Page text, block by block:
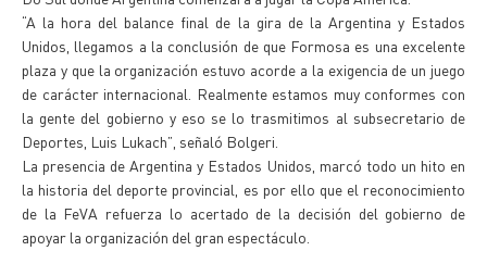
“A la hora del balance final de la gira de la Argentina y Estados
Unidos, llegamos a la conclusión de que Formosa es una excelente
plaza y que la organización estuvo acorde a la exigencia de un juego
de carácter internacional. Realmente estamos muy conformes con
la gente del gobierno y eso se lo trasmitimos al subsecretario de
Deportes, Luis Lukach”, señaló Bolgeri.
La presencia de Argentina y Estados Unidos, marcó todo un hito en
la historia del deporte provincial, es por ello que el reconocimiento
de la FeVA refuerza lo acertado de la decisión del gobierno de
apoyar la organización del gran espectáculo.